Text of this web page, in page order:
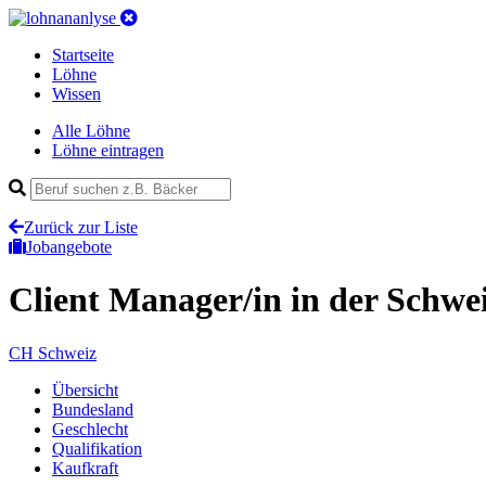
Startseite
Löhne
Wissen
Alle Löhne
Löhne eintragen
Zurück zur Liste
Jobangebote
Client Manager/in in der
CH Schweiz
Übersicht
Bundesland
Geschlecht
Qualifikation
Kaufkraft